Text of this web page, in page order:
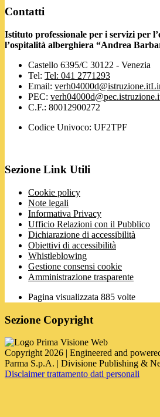
Contatti
Istituto professionale per i servizi per
l’ospitalità alberghiera “Andrea
Castello 6395/C 30122 - Venezia
Tel: Tel: 041 2771293
Email: verh04000d@istruzione.it
PEC:
C.F.: 80012900272
Codice Univoco: UF2TPF
Sezione Link Utili
Cookie policy
Note legali
Informativa Privacy
Ufficio Relazioni con il Pubblico
Dichiarazione di accessibilità
Obiettivi di accessibilità
Whistleblowing
Gestione consensi cookie
Amministrazione trasparente
Pagina visualizzata 885 volte
Sezione Copyright
Copyright 2026 | Engineered and
Parma S.p.A. | Divisione Publishing &
Disclaimer trattamento dati personali